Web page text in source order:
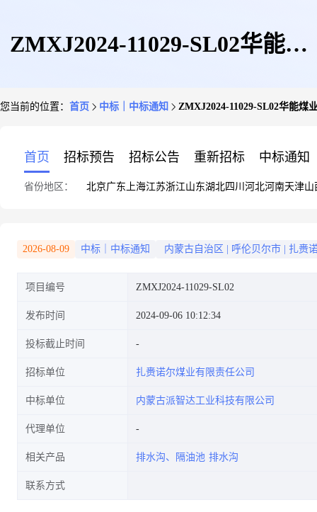
ZMXJ2024-11029-SL02华能煤
公告
您当前的位置： 首页 中标｜中标通知 ZMXJ2024-11029-SL02华能煤
首页 招标预告 招标公告 重新招标 中标通知
省份地区： 北京广东 上海江苏浙江山东湖北四川 河北河南天津山
2026-08-09 中标｜中标通知 内蒙古自治区 呼伦贝尔市 扎赉
项目编号 ZMXJ2024-11029-SL02
发布时间 2024-09-06 10:12:34
投标截止时间
招标单位 扎赉诺尔煤业有限责任公司
中标单位 内蒙古派智达工业科技有限公司
代理单位
相关产品 排水沟、隔油池 排水沟
联系方式